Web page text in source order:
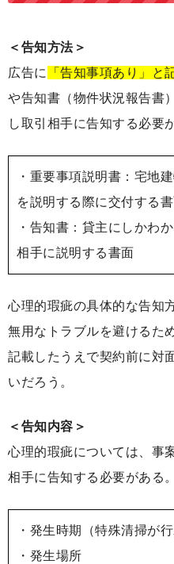
＜告知方法＞
広告に
「告知事項あり」と
や告知書（物件状況報告書
し取引相手に告知する必要
・重要事項説明書：宅地
を説明する際に交付する
・告知書：貸主にしかわ
相手に説明する書面
心理的瑕疵の具体的な告知
無用なトラブルを避けるた
記載したうえで契約前に対
いだろう。
＜告知内容＞
心理的瑕疵については、事
相手に告知する必要がある。
・発生時期（特殊清掃が
・発生場所